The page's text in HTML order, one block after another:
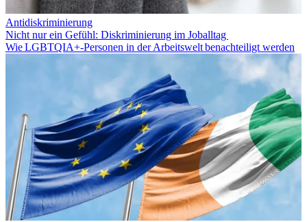
Antidiskriminierung
Nicht nur ein Gefühl: Diskriminierung im Joballtag
Wie LGBTQIA+‑Personen in der Arbeitswelt benachteiligt werden